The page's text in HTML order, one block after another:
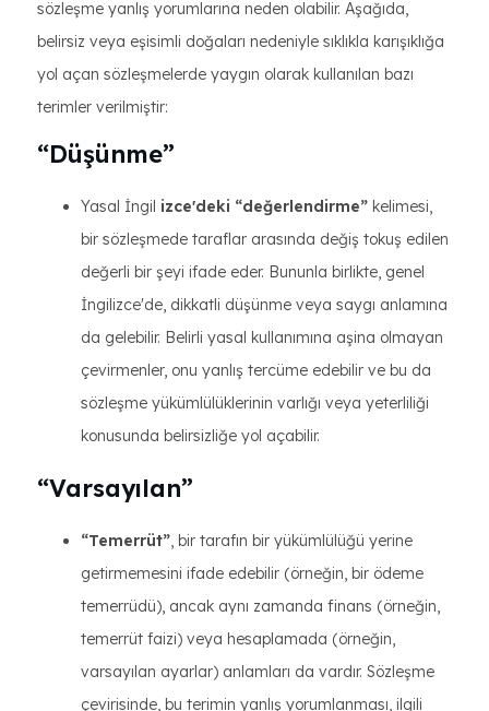
sözleşme yanlış yorumlarına neden olabilir. Aşağıda,
belirsiz veya eşisimli doğaları nedeniyle sıklıkla karışıklığa
yol açan sözleşmelerde yaygın olarak kullanılan bazı
terimler verilmiştir:
“Düşünme”
Yasal İngil izce'deki “değerlendirme” kelimesi,
bir sözleşmede taraflar arasında değiş tokuş edilen
değerli bir şeyi ifade eder. Bununla birlikte, genel
İngilizce'de, dikkatli düşünme veya saygı anlamına
da gelebilir. Belirli yasal kullanımına aşina olmayan
çevirmenler, onu yanlış tercüme edebilir ve bu da
sözleşme yükümlülüklerinin varlığı veya yeterliliği
konusunda belirsizliğe yol açabilir.
“Varsayılan”
“Temerrüt”, bir tarafın bir yükümlülüğü yerine
getirmemesini ifade edebilir (örneğin, bir ödeme
temerrüdü), ancak aynı zamanda finans (örneğin,
temerrüt faizi) veya hesaplamada (örneğin,
varsayılan ayarlar) anlamları da vardır. Sözleşme
çevirisinde, bu terimin yanlış yorumlanması, ilgili